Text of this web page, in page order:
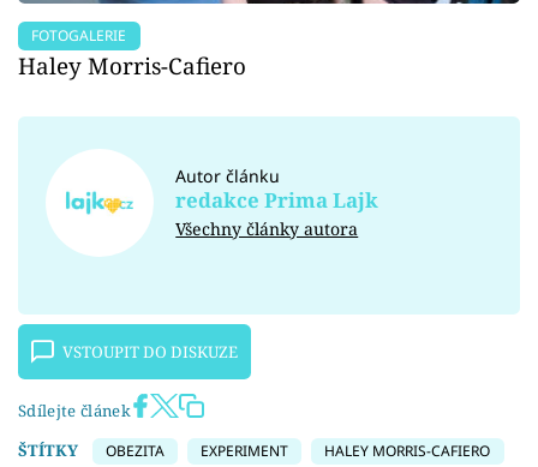
FOTOGALERIE
Haley Morris-Cafiero
Autor článku
redakce Prima Lajk
Všechny články autora
VSTOUPIT DO DISKUZE
Sdílejte článek
ŠTÍTKY
OBEZITA EXPERIMENT HALEY MORRIS-CAFIERO